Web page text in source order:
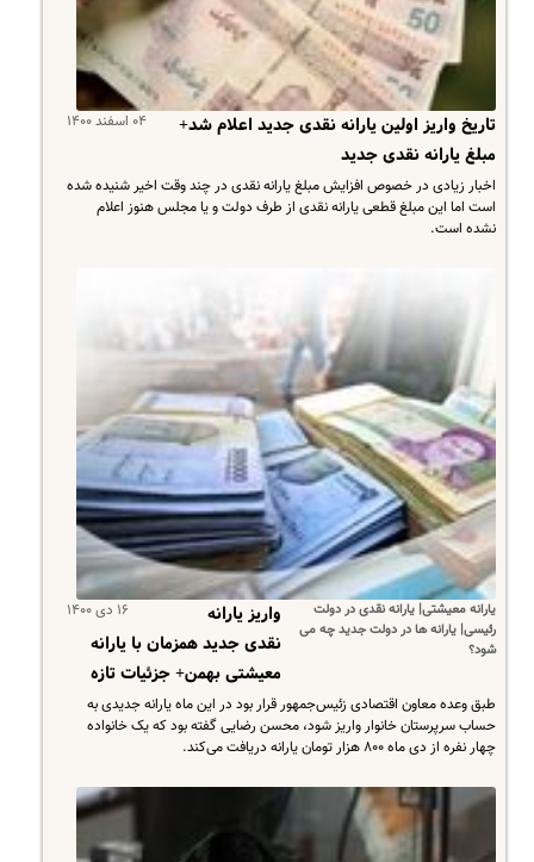
۰۴ اسفند ۱۴۰۰
تاریخ واریز اولین یارانه نقدی جدید اعلام شد+
مبلغ یارانه نقدی جدید
اخبار زیادی در خصوص افزایش مبلغ یارانه نقدی در چند وقت اخیر شنیده شده
است اما این مبلغ قطعی یارانه نقدی از طرف دولت و یا مجلس هنوز اعلام
نشده است.
یارانه معیشتی| یارانه نقدی در دولت
رئیسی| یارانه ها در دولت جدید چه می
شود؟
۱۶ دی ۱۴۰۰
واریز یارانه
نقدی جدید همزمان با یارانه
معیشتی بهمن+ جزئیات تازه
طبق وعده معاون اقتصادی زئیس‌جمهور قرار بود در این ماه یارانه جدیدی به
حساب سرپرستان خانوار واریز شود، محسن رضایی گفته بود که یک خانواده
چهار نفره از دی ماه ۸۰۰ هزار تومان یارانه دریافت می‌کند.